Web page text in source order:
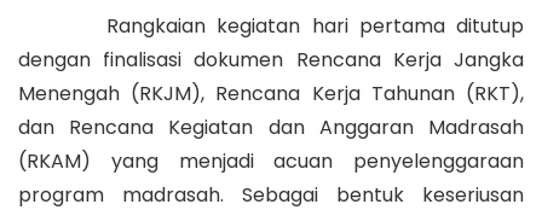
Rangkaian kegiatan hari pertama ditutup
dengan finalisasi dokumen Rencana Kerja Jangka
Menengah (RKJM), Rencana Kerja Tahunan (RKT),
dan Rencana Kegiatan dan Anggaran Madrasah
(RKAM) yang menjadi acuan penyelenggaraan
program madrasah. Sebagai bentuk keseriusan